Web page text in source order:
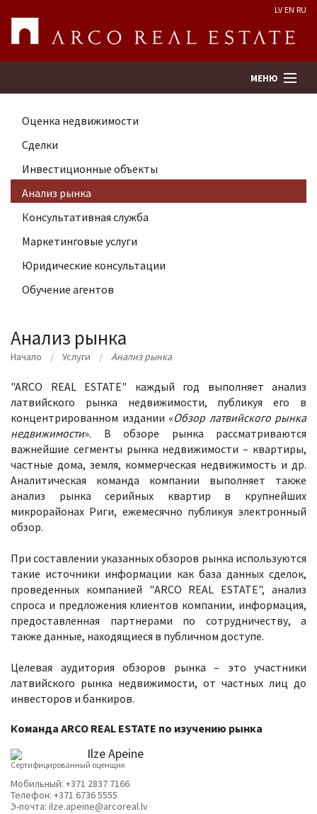
LV EN RU
МЕНЮ
Поиск
Оценка недвижимости
Предприятие
Kонтакты
Оценка недвижимости
Сделки
Инвестиционные объекты
Анализ рынка
Консультативная служба
Маркетинговые услуги
Юридические консультации
Обучение агентов
Анализ рынка
Начало Услуги Анализ рынка
"ARCO REAL ESTATE" каждый год выполняет анализ
латвийского рынка недвижимости, публикуя его в
концентрированном издании «Обзор латвийского рынка
недвижимости». В обзоре рынка рассматриваются
важнейшие сегменты рынка недвижимости – квартиры,
частные дома, земля, коммерческая недвижимость и др.
Аналитическая команда компании выполняет также
анализ рынка серийных квартир в крупнейших
микрорайонах Риги, ежемесячно публикуя электронный
обзор.
При составлении указанных обзоров рынка используются
такие источники информации как база данных сделок,
проведенных компанией "ARCO REAL ESTATE", анализ
спроса и предложения клиентов компании, информация,
предоставленная партнерами по сотрудничеству, а
также данные, находящиеся в публичном доступе.
Целевая аудитория обзоров рынка – это участники
латвийского рынка недвижимости, от частных лиц до
инвесторов и банкиров.
Команда ARCO REAL ESTATE по изучению рынка
Ilze Apeine
Сертифицированный оценщик
Мобильный: +371 2837 7166
Телефон: +371 6736 5555
Э-почта: ilze.apeine@arcoreal.lv